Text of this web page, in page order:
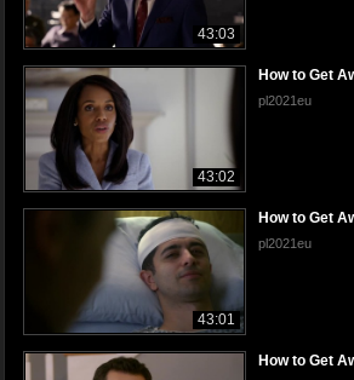
43:03
43:02
How to Get
pl2021eu
43:01
How to Get
pl2021eu
How to Get